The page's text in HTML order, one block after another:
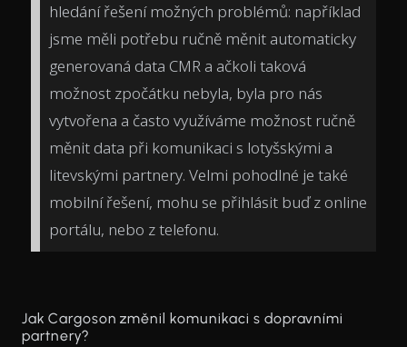
hledání řešení možných problémů: například
jsme měli potřebu ručně měnit automaticky
generovaná data CMR a ačkoli taková
možnost zpočátku nebyla, byla pro nás
vytvořena a často využíváme možnost ručně
měnit data při komunikaci s lotyšskými a
litevskými partnery. Velmi pohodlné je také
mobilní řešení, mohu se přihlásit buď z online
portálu, nebo z telefonu.
Jak Cargoson změnil komunikaci s dopravními
partnery?